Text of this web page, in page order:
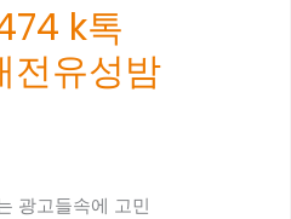
k톡
유성밤
광고들속에 고민